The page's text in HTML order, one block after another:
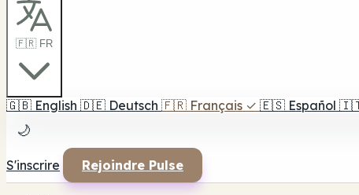
🇫🇷 FR
🇬🇧 English 🇩🇪 Deutsch 🇫🇷 Français ✓ 🇪🇸 Español
🌙
S'inscrire Rejoindre Pulse